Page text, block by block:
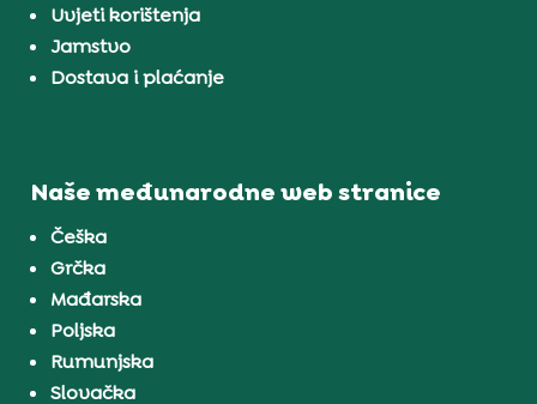
Uvjeti korištenja
Jamstvo
Dostava i plaćanje
Naše međunarodne web stranice
Češka
Grčka
Mađarska
Poljska
Rumunjska
Slovačka